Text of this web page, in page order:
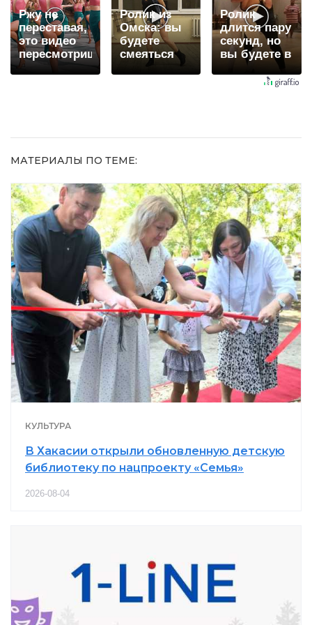
Ржу не
переставая,
это видео
пересмотришь
не раз
Ролик из
Омска: вы
будете
смеяться
Ролик
длится пару
секунд, но
вы будете в
шоке от
увиденного
МАТЕРИАЛЫ ПО ТЕМЕ:
КУЛЬТУРА
В Хакасии открыли обновленную детскую
библиотеку по нацпроекту «Семья»
2026-08-04